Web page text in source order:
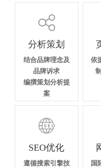

分析策划
结合品牌理念及
品牌诉求
编撰策划分析提
案
依

SEO优化
遵循搜索引擎技
国